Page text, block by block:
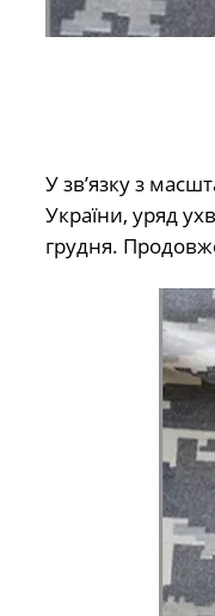
У зв’язку з
України, уряд
грудня.